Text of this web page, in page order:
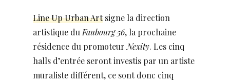
Line Up Urban Artsigne la direction
artistique du Faubourg 56, la prochaine
résidence du promoteur Nexity. Les cinq
halls d’entrée seront investis par un artiste
muraliste différent, ce sont donc cinq